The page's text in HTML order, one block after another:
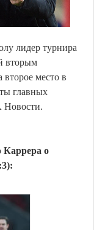
лидер турнира
вторым
место в
главных
Новости.
о